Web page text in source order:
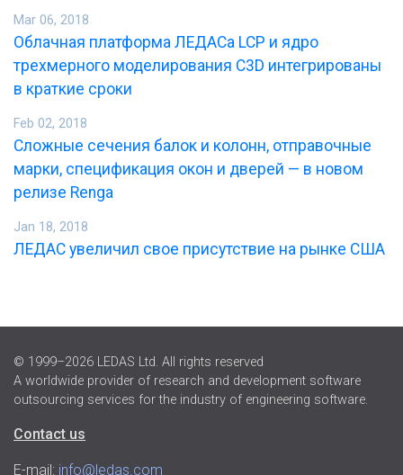
Mar 06, 2018
Облачная платформа ЛЕДАСа LCP и ядро
трехмерного моделирования C3D интегрированы
в краткие сроки
Feb 02, 2018
Сложные сечения балок и колонн, отправочные
марки, спецификация окон и дверей — в новом
релизе Renga
Jan 18, 2018
ЛЕДАС увеличил свое присутствие на рынке США
© 1999–2026 LEDAS Ltd. All rights reserved
A worldwide provider of research and development software
outsourcing services for the industry of engineering software.
Contact us
E-mail: info@ledas.com